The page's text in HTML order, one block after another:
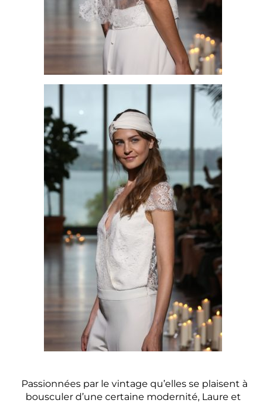
Passionnées par le vintage qu’elles se plaisent à
bousculer d’une certaine modernité, Laure et